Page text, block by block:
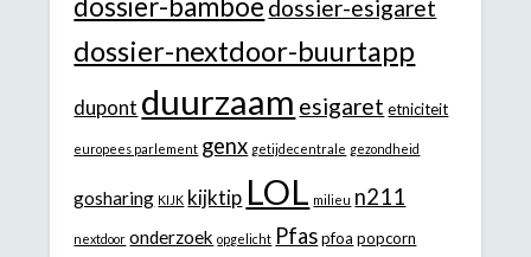
dossier-esigaret
dossier-nextdoor-buurtapp
dupont duurzaam esigaret etniciteit
europees parlement genx getijdecentrale gezondheid
gosharing KIJK kijktip LOL milieu n211
nextdoor onderzoek opgelicht Pfas pfoa popcorn